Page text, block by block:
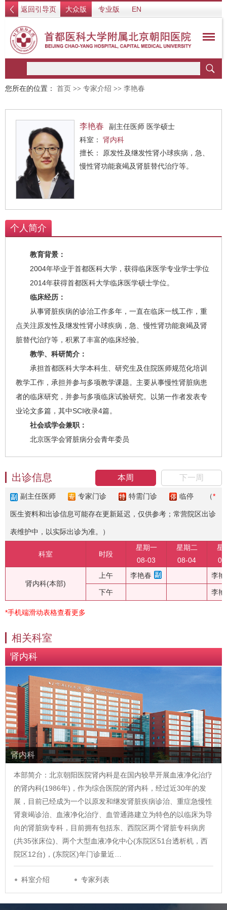
返回引导页 大众版 专业版 EN
您所在的位置： 首页 >> 专家介绍 >> 李艳春
李艳春
副主任医师 医学硕士
科室： 肾内科
擅长： 原发性及继发性肾小球疾病，急、
慢性肾功能衰竭及肾脏替代治疗等。
个人简介
教育背景：
2004年毕业于首都医科大学，获得临床医学专业学士学位
2014年获得首都医科大学临床医学硕士学位。
临床经历 ：
从事肾脏疾病的诊治工作多年，一直在临床一线工作，重
点关注原发性及继发性肾小球疾病，急、慢性肾功能衰竭及肾
脏替代治疗等，积累了丰富的临床经验。
教学、科研简介 ：
承担首都医科大学本科生、研究生及住院医师规范化培训
教学工作，承担并参与多项教学课题。主要从事慢性肾脏病患
者的临床研究，并参与多项临床试验研究。以第一作者发表专
业论文多篇，其中SCI收录4篇。
社会或学会兼职 ：
北京医学会肾脏病分会青年委员
本周 下一周
出诊信息
副主任医师 专家门诊 特需门诊 临停 （*
医生资料和出诊信息可能存在更新延迟，仅供参考；常营院区出诊
表维护中，以实际出诊为准。）
科室 时段
星期一
08-03
星期二
08-04
星
肾内科(本部)
上午 李艳春 李
下午 李
*手机端滑动表格查看更多
相关科室
肾内科
肾内科
本部简介：北京朝阳医院肾内科是在国内较早开展血液净化治疗
的肾内科(1986年)，作为综合医院的肾内科，经过近30年的发
展，目前已经成为一个以原发和继发肾脏疾病诊治、重症急慢性
肾衰竭诊治、血液净化治疗、血管通路建立为特色的以临床为导
向的肾脏病专科，目前拥有包括东、西院区两个肾脏专科病房
(共35张床位)、两个大型血液净化中心(东院区51台透析机，西
院区12台)，(东院区)年门诊量近…
科室介绍 专家列表